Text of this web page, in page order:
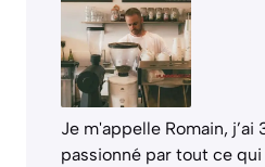
Je m'appelle Romain, j’ai
passionné par tout ce